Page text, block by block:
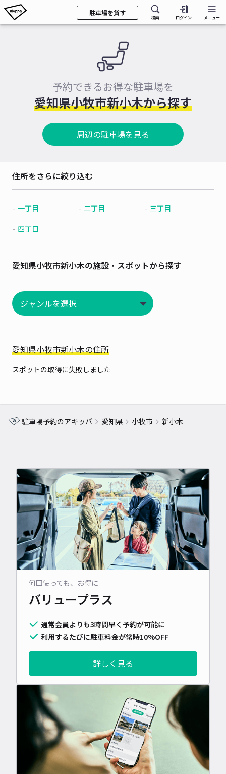
駐車場を貸す
検索 ログイン メニュー
予約できるお得な駐車場を
愛知県小牧市新小木から探す
周辺の駐車場を見る
住所をさらに絞り込む
一丁目 二丁目 三丁目
四丁目
愛知県小牧市新小木の施設・スポットから探す
愛知県小牧市新小木の住所
スポットの取得に失敗しました
駐車場予約のアキッパ 愛知県 小牧市 新小木
何回使っても、お得に
バリュープラス
通常会員よりも3時間早く予約が可能に
利用するたびに駐車料金が常時10%OFF
詳しく見る